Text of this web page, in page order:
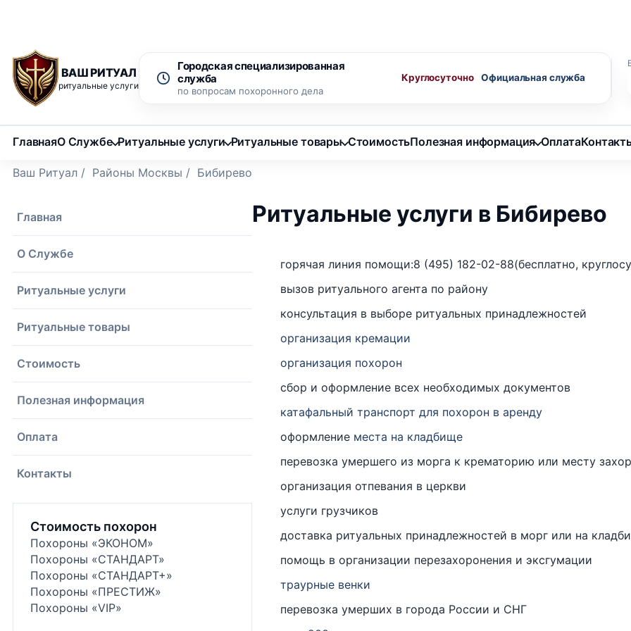
ВАШ РИТУАЛ
ритуальные услуги
Городская специализированная
служба
по вопросам похоронного дела
Круглосуточно
ГлавнаяО Службе Ритуальные услуги Ритуальные товары СтоимостьПолезная информация Оплата
Ваш Ритуал / Районы Москвы / Бибирево
Главная
О Службе
Ритуальные услуги
Ритуальные товары
Стоимость
Полезная информация
Оплата
Контакты
Стоимость похорон
Похороны «ЭКОНОМ»
Похороны «СТАНДАРТ»
Похороны «СТАНДАРТ+»
Похороны «ПРЕСТИЖ»
Похороны «VIP»
Ритуальные услуги в Бибирево
горячая линия помощи:8 (495) 182-02-88(бесплатно,
вызов ритуального агента по району
консультация в выборе ритуальных принадлежностей
организация кремации
организация похорон
сбор и оформление всех необходимых документов
катафальный транспорт для похорон в аренду
оформление места на кладбище
перевозка умершего из морга к крематорию или месту
организация отпевания в церкви
услуги грузчиков
доставка ритуальных принадлежностей в морг или на
помощь в организации перезахоронения и эксгумации
траурные венки
перевозка умерших в города России и СНГ